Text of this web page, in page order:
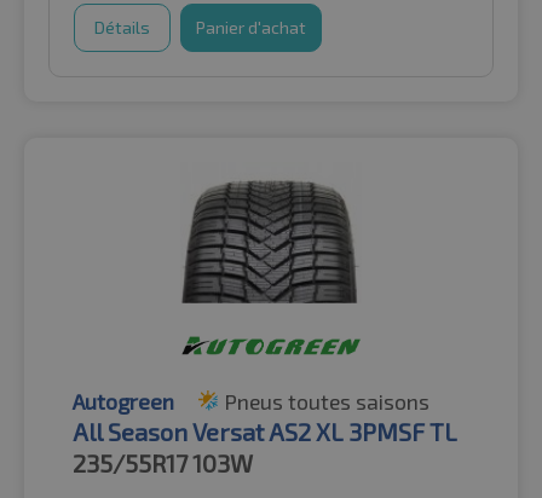
Détails Panier d'achat
Autogreen Pneus toutes saisons
All Season Versat AS2 XL 3PMSF TL
235/55R17103W